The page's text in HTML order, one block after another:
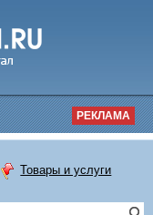
РЕКЛАМА
Товары и услуги